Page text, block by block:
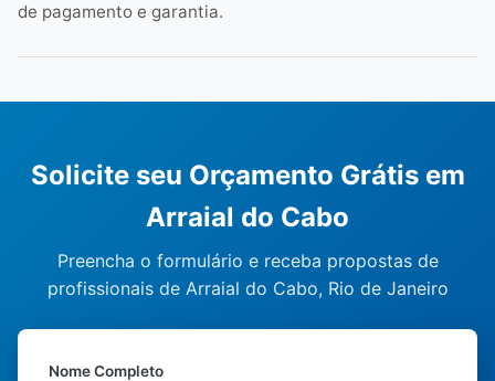
de pagamento e garantia.
Solicite seu Orçamento Grátis em
Arraial do Cabo
Preencha o formulário e receba propostas de
profissionais de Arraial do Cabo, Rio de Janeiro
Nome Completo